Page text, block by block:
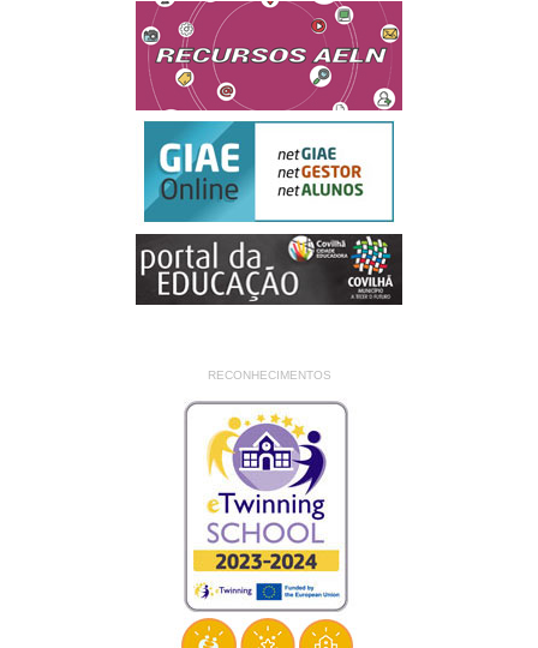
RECONHECIMENTOS